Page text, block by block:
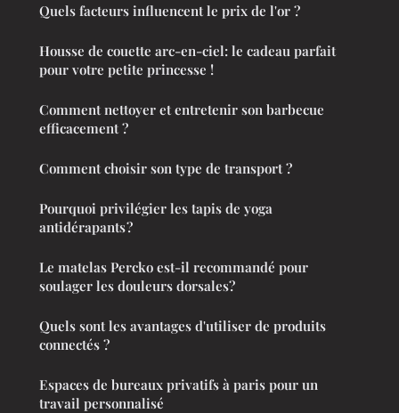
Quels facteurs influencent le prix de l'or ?
Housse de couette arc-en-ciel: le cadeau parfait
pour votre petite princesse !
Comment nettoyer et entretenir son barbecue
efficacement ?
Comment choisir son type de transport ?
Pourquoi privilégier les tapis de yoga
antidérapants ?
Le matelas Percko est-il recommandé pour
soulager les douleurs dorsales?
Quels sont les avantages d'utiliser de produits
connectés ?
Espaces de bureaux privatifs à paris pour un
travail personnalisé